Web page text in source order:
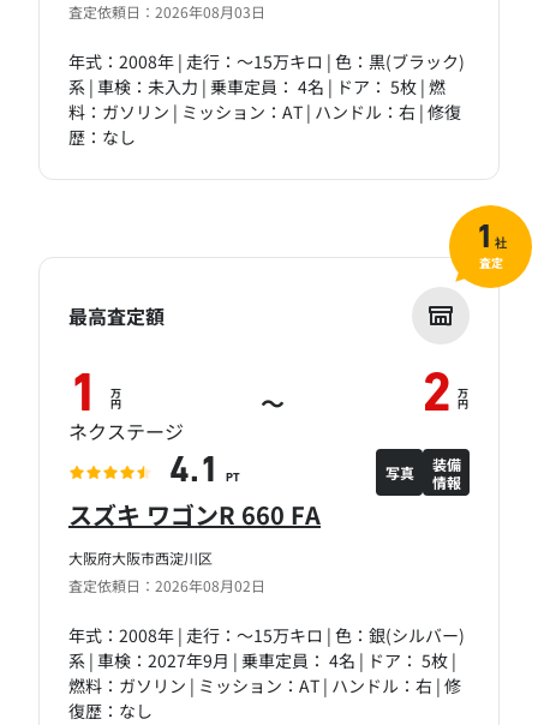
査定依頼日：2026年08月03日
年式：2008年 | 走行：～15万キロ | 色：黒(ブラック)
系 | 車検：未入力 | 乗車定員： 4名 | ドア： 5枚 | 燃
料：ガソリン | ミッション：AT | ハンドル：右 | 修復
歴：なし
大阪府大阪市西淀川区
査定依頼日：2026年08月02日
スズキ ワゴンR 660 FA
年式：2008年 | 走行：～15万キロ | 色：銀(シルバー)
系 | 車検：2027年9月 | 乗車定員： 4名 | ドア： 5枚 |
燃料：ガソリン | ミッション：AT | ハンドル：右 | 修
復歴：なし
最高査定額
1 万
円 ～ 2 万
円
ネクステージ
4.1 PT 写真
装備
情報
1 社
査定